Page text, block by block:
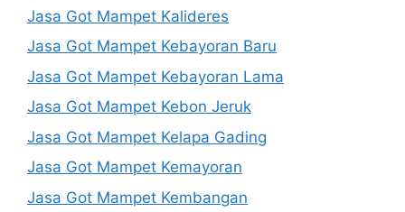
Jasa Got Mampet Kalideres
Jasa Got Mampet Kebayoran Baru
Jasa Got Mampet Kebayoran Lama
Jasa Got Mampet Kebon Jeruk
Jasa Got Mampet Kelapa Gading
Jasa Got Mampet Kemayoran
Jasa Got Mampet Kembangan